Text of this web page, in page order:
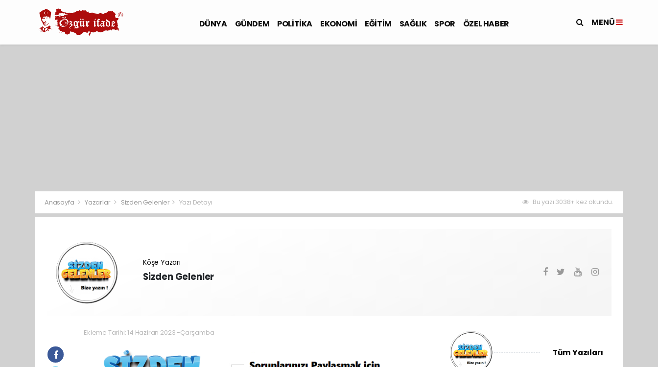
DÜNYA GÜNDEM POLİTİKA EKONOMİ EĞİTİM SAĞLIK SPOR ÖZEL HABER MENÜ
Anasayfa Yazarlar Sizden Gelenler Yazı Detayı Bu yazı 3038+ kez okundu.
Köşe Yazarı
Sizden Gelenler
Ekleme Tarihi: 14 Haziran 2023 -Çarşamba
Tüm Yazıları